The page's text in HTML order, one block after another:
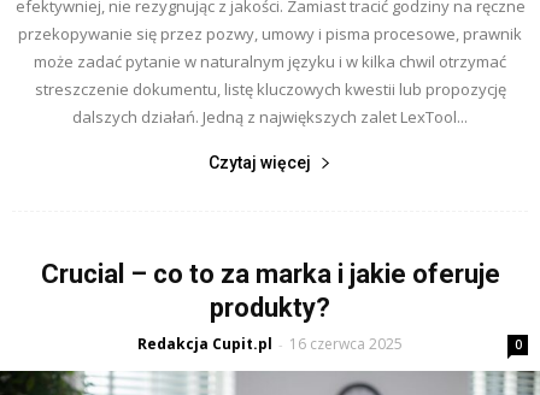
efektywniej, nie rezygnując z jakości. Zamiast tracić godziny na ręczne
przekopywanie się przez pozwy, umowy i pisma procesowe, prawnik
może zadać pytanie w naturalnym języku i w kilka chwil otrzymać
streszczenie dokumentu, listę kluczowych kwestii lub propozycję
dalszych działań. Jedną z największych zalet LexTool...
Czytaj więcej
Crucial – co to za marka i jakie oferuje
produkty?
Redakcja Cupit.pl - 16 czerwca 2025 0